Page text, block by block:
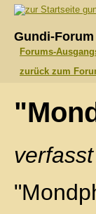
Gundi-Forum
Forums-
zurück zum